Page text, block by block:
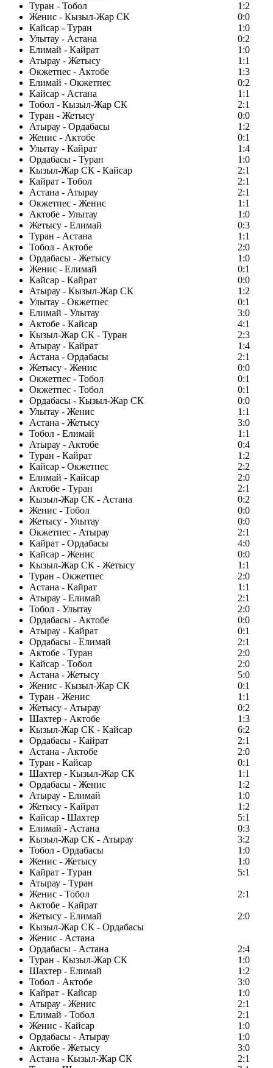
Туран - Тобол
1:2
Женис - Кызыл-Жар СК
0:0
Кайсар - Туран
1:0
Улытау - Астана
0:2
Елимай - Кайрат
1:0
Атырау - Жетысу
1:1
Окжетпес - Актобе
1:3
Елимай - Окжетпес
0:2
Кайсар - Астана
1:1
Тобол - Кызыл-Жар СК
2:1
Туран - Жетысу
0:0
Атырау - Ордабасы
1:2
Женис - Актобе
0:1
Улытау - Кайрат
1:4
Ордабасы - Туран
1:0
Кызыл-Жар СК - Кайсар
2:1
Кайрат - Тобол
2:1
Астана - Атырау
2:1
Окжетпес - Женис
1:1
Актобе - Улытау
1:0
Жетысу - Елимай
0:3
Туран - Астана
1:1
Тобол - Актобе
2:0
Ордабасы - Жетысу
1:0
Женис - Елимай
0:1
Кайсар - Кайрат
0:0
Атырау - Кызыл-Жар СК
1:2
Улытау - Окжетпес
0:1
Елимай - Улытау
3:0
Актобе - Кайсар
4:1
Кызыл-Жар СК - Туран
2:3
Атырау - Кайрат
1:4
Астана - Ордабасы
2:1
Жетысу - Женис
0:0
Окжетпес - Тобол
0:1
Окжетпес - Тобол
0:1
Ордабасы - Кызыл-Жар СК
0:0
Улытау - Женис
1:1
Астана - Жетысу
3:0
Тобол - Елимай
1:1
Атырау - Актобе
0:4
Туран - Кайрат
1:2
Кайсар - Окжетпес
2:2
Елимай - Кайсар
2:0
Актобе - Туран
2:1
Кызыл-Жар СК - Астана
0:2
Женис - Тобол
0:0
Жетысу - Улытау
0:0
Окжетпес - Атырау
2:1
Кайрат - Ордабасы
4:0
Кайсар - Женис
0:0
Кызыл-Жар СК - Жетысу
1:1
Туран - Окжетпес
2:0
Астана - Кайрат
1:1
Атырау - Елимай
2:1
Тобол - Улытау
2:0
Ордабасы - Актобе
0:0
Атырау - Кайрат
0:1
Ордабасы - Елимай
2:1
Актобе - Туран
2:0
Кайсар - Тобол
2:0
Астана - Жетысу
5:0
Женис - Кызыл-Жар СК
0:1
Туран - Женис
1:1
Жетысу - Атырау
0:2
Шахтер - Актобе
1:3
Кызыл-Жар СК - Кайсар
6:2
Ордабасы - Кайрат
2:1
Астана - Актобе
2:0
Туран - Кайсар
0:1
Шахтер - Кызыл-Жар СК
1:1
Ордабасы - Женис
1:2
Атырау - Елимай
1:0
Жетысу - Кайрат
1:2
Кайсар - Шахтер
5:1
Елимай - Астана
0:3
Кызыл-Жар СК - Атырау
3:2
Тобол - Ордабасы
1:0
Женис - Жетысу
1:0
Кайрат - Туран
5:1
Атырау - Туран
Женис - Тобол
2:1
Актобе - Кайрат
Жетысу - Елимай
2:0
Кызыл-Жар СК - Ордабасы
Женис - Астана
Ордабасы - Астана
2:4
Туран - Кызыл-Жар СК
1:0
Шахтер - Елимай
1:2
Тобол - Актобе
3:0
Кайрат - Кайсар
1:0
Атырау - Женис
2:1
Елимай - Тобол
2:1
Женис - Кайсар
1:0
Ордабасы - Атырау
1:0
Актобе - Жетысу
3:0
Астана - Кызыл-Жар СК
2:1